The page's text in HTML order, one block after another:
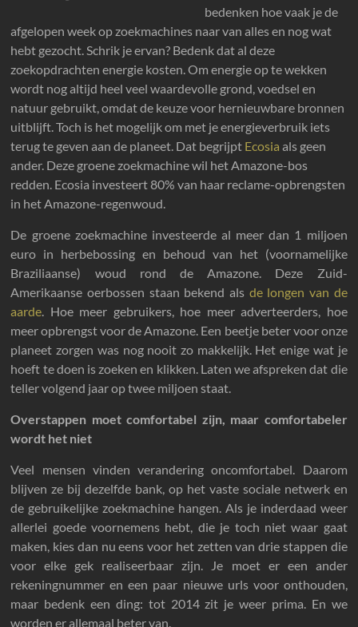
bedenken hoe vaak je de
afgelopen week op zoekmachines naar van alles en nog wat
hebt gezocht. Schrik je ervan? Bedenk dat al deze
zoekopdrachten energie kosten. Om energie op te wekken
wordt nog altijd heel veel waardevolle grond, voedsel en
natuur gebruikt, omdat de keuze voor hernieuwbare bronnen
uitblijft. Toch is het mogelijk om met je energieverbruik iets
terug te geven aan de planeet. Dat begrijpt Ecosia als geen
ander. Deze groene zoekmachine wil het Amazone-bos
redden. Ecosia investeert 80% van haar reclame-opbrengsten
in het Amazone-regenwoud.
De groene zoekmachine investeerde al meer dan 1 miljoen
euro in herbebossing en behoud van het (voornamelijke
Braziliaanse) woud rond de Amazone. Deze Zuid-
Amerikaanse oerbossen staan bekend als de longen van de
aarde. Hoe meer gebruikers, hoe meer adverteerders, hoe
meer opbrengst voor de Amazone. Een beetje beter voor onze
planeet zorgen was nog nooit zo makkelijk. Het enige wat je
hoeft te doen is zoeken en klikken. Laten we afspreken dat die
teller volgend jaar op twee miljoen staat.
Overstappen moet comfortabel zijn, maar comfortabeler
wordt het niet
Veel mensen vinden verandering oncomfortabel. Daarom
blijven ze bij dezelfde bank, op het vaste sociale netwerk en
de gebruikelijke zoekmachine hangen. Als je inderdaad weer
allerlei goede voornemens hebt, die je toch niet waar gaat
maken, kies dan nu eens voor het zetten van drie stappen die
voor elke gek realiseerbaar zijn. Je moet er een ander
rekeningnummer en een paar nieuwe urls voor onthouden,
maar bedenk een ding: tot 2014 zit je weer prima. En we
worden er allemaal beter van.